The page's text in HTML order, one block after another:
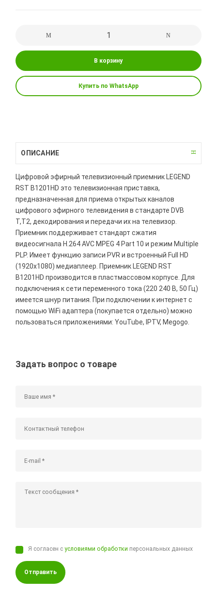
В корзину
Купить по WhatsApp
ОПИСАНИЕ
Цифровой эфирный телевизионный приемник LEGEND
RST B1201HD это телевизионная приставка,
предназначенная для приема открытых каналов
цифрового эфирного телевидения в стандарте DVB
T,T2, декодирования и передачи их на телевизор.
Приемник поддерживает стандарт сжатия
видеосигнала H.264 AVC MPEG 4 Part 10 и режим Multiple
PLP. Имеет функцию записи PVR и встроенный Full HD
(1920x1080) медиаплеер. Приемник LEGEND RST
B1201HD производится в пластмассовом корпусе. Для
подключения к сети переменного тока (220 240 В, 50 Гц)
имеется шнур питания. При подключении к интернет с
помощью WiFi адаптера (покупается отдельно) можно
пользоваться приложениями: YouTube, IPTV, Megogo.
Задать вопрос о товаре
Я согласен сусловиями обработки персональных данных
Отправить